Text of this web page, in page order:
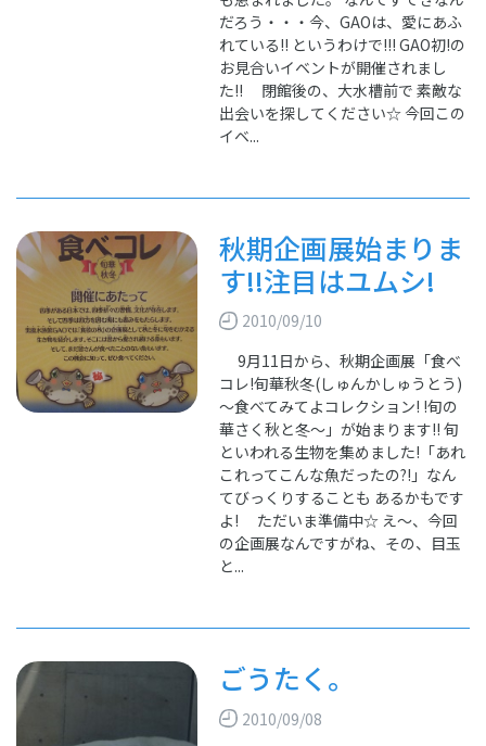
だろう・・・今、GAOは、愛にあふ
れている!! というわけで!!! GAO初!の
お見合いイベントが開催されまし
た!! 閉館後の、大水槽前で 素敵な
出会いを探してください☆ 今回この
イベ...
秋期企画展始まりま
す!!注目はユムシ!
2010/09/10
9月11日から、秋期企画展「食べ
コレ!旬華秋冬(しゅんかしゅうとう)
～食べてみてよコレクション! !旬の
華さく秋と冬～」が始まります!! 旬
といわれる生物を集めました!「あれ
これってこんな魚だったの?!」なん
てびっくりすることも あるかもです
よ! ただいま準備中☆ え～、今回
の企画展なんですがね、その、目玉
と...
ごうたく。
2010/09/08